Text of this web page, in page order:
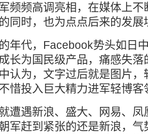
频频高调亮相，在媒体上
同时，也为点点后来的发展
年代，Facebook势头如日
长为国民级产品，痛感失
认为，文字过后就是图片
惜投入巨大精力进军轻博客
遭遇新浪、盛大、网易、
军赶到紧张的还是新浪，